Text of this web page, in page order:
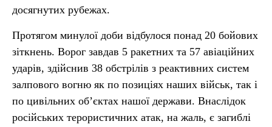
досягнутих рубежах.
Протягом минулої доби відбулося понад 20 бойових
зіткнень. Ворог завдав 5 ракетних та 57 авіаційних
ударів, здійснив 38 обстрілів з реактивних систем
залпового вогню як по позиціях наших військ, так і
по цивільних об’єктах нашої держави. Внаслідок
російських терористичних атак, на жаль, є загиблі